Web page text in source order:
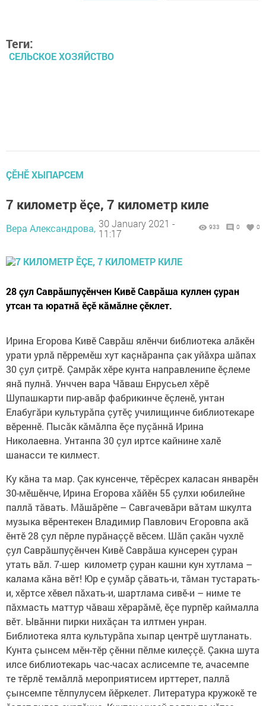
Теги:
СЕЛЬСКОЕ ХОЗЯЙСТВО
ÇӖНӖ ХЫПАРСЕМ
7 километр ӗçе, 7 километр киле
Вера Александрова, 30 January 2021 -
11:17
933 0 0
28 çул Саврăшпуçӗнчен Кивӗ Саврăша куллен çуран
утсан та юратнă ӗçӗ кăмăлне çӗклет.
Ирина Егорова Кивӗ Саврăш ялӗнчи библиотека алăкӗн
урати урлă пӗрремӗш хут каçнăранпа çак уйăхра шăпах
30 çул çитрӗ. Çамрăк хӗре кунта направленипе ӗçлеме
янă пулнă. Унччен вара Чăваш Енрусьел хӗрӗ
Шупашкарти пир-авăр фабрикинче ӗçленӗ, унтан
Елабугăри культурăпа çутӗç училищинче библиотекаре
вӗреннӗ. Пысăк кăмăлпа ӗçе пуçăннă Ирина
Николаевна. Унтанпа 30 çул иртсе кайнине халӗ
шанасси те килмест.
Ку кăна та мар. Çак кунсенче, тӗрӗсрех каласан январӗн
30-мӗшӗнче, Ирина Егорова хăйӗн 55 çулхи юбилейне
паллă тăвать. Мăшăрӗпе – Савгачевăри вăтам шкулта
музыка вӗрентекен Владимир Павлович Егоровпа акă
ӗнтӗ 28 çул пӗрле пурăнаççӗ вӗсем. Шăп çакăн чухлӗ
çул Саврăшпуçӗнчен Кивӗ Саврăша кунсерен çуран
утать вăл. 7-шер километр çуран кашни кун хутлама –
калама кăна вӗт! Юр е çумăр çăвать-и, тăман тустарать-
и, хӗртсе хӗвел пăхать-и, шартлама сивӗ-и – ниме те
пăхмасть маттур чăваш хӗрарăмӗ, ӗçе пурпӗр каймалла
вӗт. Ывăнни пирки нихăçан та илтмен унран.
Библиотека ялта культурăпа хыпар центрӗ шутланать.
Кунта çынсем мӗн-тӗр çӗнни пӗлме килеççӗ. Çакна шута
илсе библиотекарь час-часах аслисемпе те, ачасемпе
те тӗрлӗ темăллă мероприятисем ирттерет, паллă
çынсемпе тӗлпулусем йӗркелет. Литература кружокӗ те